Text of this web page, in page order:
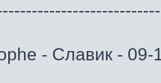
- Славик - 09-